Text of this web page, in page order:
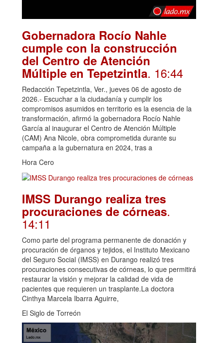
Gobernadora Rocío Nahle
cumple con la construcción
del Centro de Atención
Múltiple en Tepetzintla. 16:44
Redacción Tepetzintla, Ver., jueves 06 de agosto de
2026.- Escuchar a la ciudadanía y cumplir los
compromisos asumidos en territorio es la esencia de la
transformación, afirmó la gobernadora Rocío Nahle
García al inaugurar el Centro de Atención Múltiple
(CAM) Ana Nicole, obra comprometida durante su
campaña a la gubernatura en 2024, tras a
Hora Cero
IMSS Durango realiza tres
procuraciones de córneas.
14:11
Como parte del programa permanente de donación y
procuración de órganos y tejidos, el Instituto Mexicano
del Seguro Social (IMSS) en Durango realizó tres
procuraciones consecutivas de córneas, lo que permitirá
restaurar la visión y mejorar la calidad de vida de
pacientes que requieren un trasplante.La doctora
Cinthya Marcela Ibarra Aguirre,
El Siglo de Torreón